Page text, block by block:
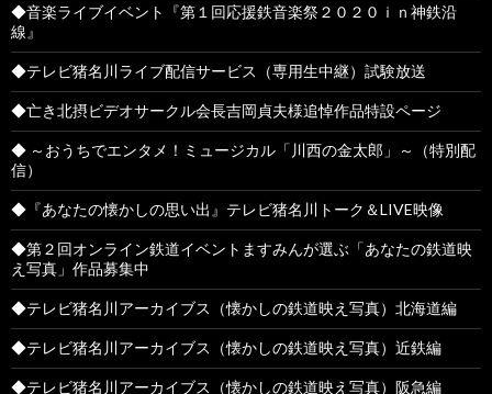
◆音楽ライブイベント『第１回応援鉄音楽祭２０２０ｉｎ神鉄沿
線』
◆テレビ猪名川ライブ配信サービス（専用生中継）試験放送
◆亡き北摂ビデオサークル会長吉岡貞夫様追悼作品特設ページ
◆ ～おうちでエンタメ！ミュージカル「川西の金太郎」～（特別配
信）
◆『あなたの懐かしの思い出』テレビ猪名川トーク＆LIVE映像
◆第２回オンライン鉄道イベントますみんが選ぶ「あなたの鉄道映
え写真」作品募集中
◆テレビ猪名川アーカイブス（懐かしの鉄道映え写真）北海道編
◆テレビ猪名川アーカイブス（懐かしの鉄道映え写真）近鉄編
◆テレビ猪名川アーカイブス（懐かしの鉄道映え写真）阪急編